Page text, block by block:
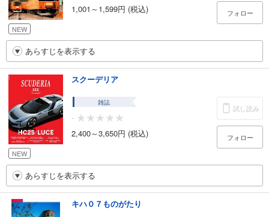
NEW
1,001～1,599円 (税込)
フォロー
あらすじを表示する
NEW
スクーデリア
雑誌
-
2,400～3,650円 (税込)
試し読み
フォロー
あらすじを表示する
キハ０７ものがたり